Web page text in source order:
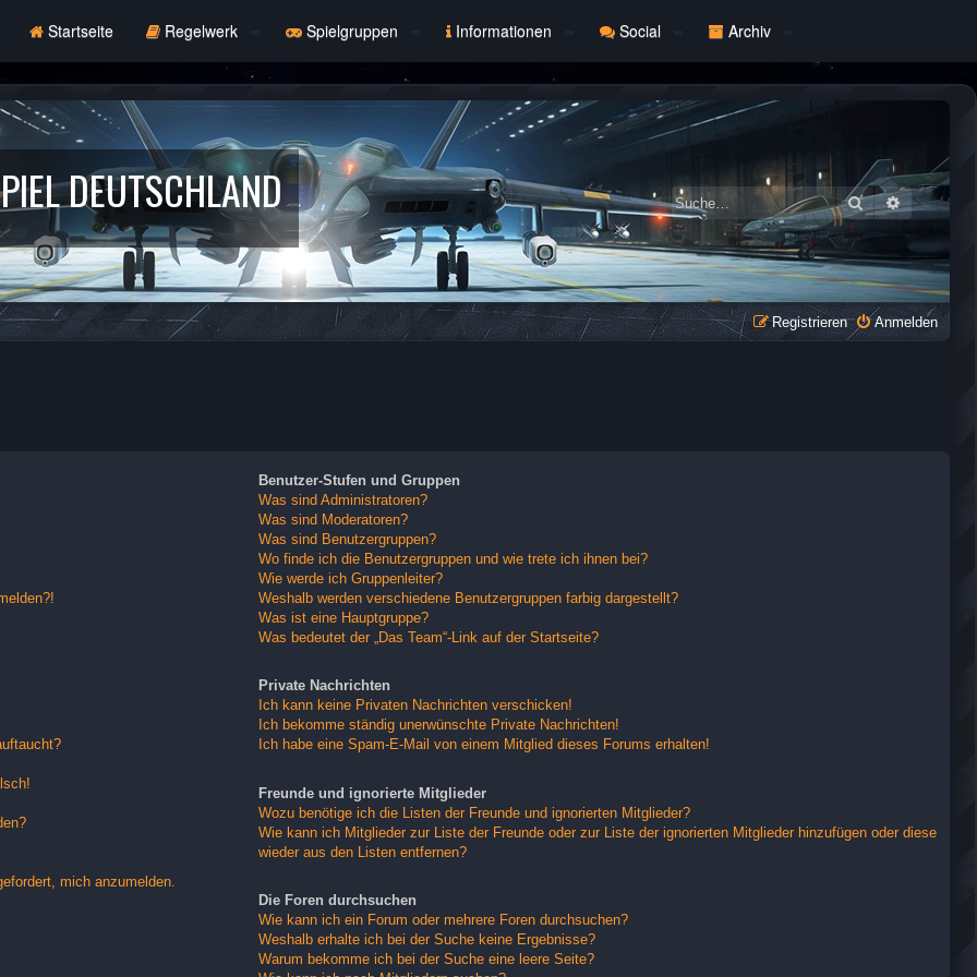
Startseite Regelwerk Spielgruppen Informationen Social Archiv
DEUTSCHLAND Suche Erweiterte
Anmelden
Registrieren
mich anzumelden.
Benutzer-Stufen und Gruppen
Was sind Administratoren?
Was sind Moderatoren?
Was sind Benutzergruppen?
Wo finde ich die Benutzergruppen und wie trete ich ihnen bei?
Wie werde ich Gruppenleiter?
Weshalb werden verschiedene Benutzergruppen farbig dargestellt?
Was ist eine Hauptgruppe?
Was bedeutet der „Das Team“-Link auf der Startseite?
Private Nachrichten
Ich kann keine Privaten Nachrichten verschicken!
Ich bekomme ständig unerwünschte Private Nachrichten!
Ich habe eine Spam-E-Mail von einem Mitglied dieses Forums erhalten!
Freunde und ignorierte Mitglieder
Wozu benötige ich die Listen der Freunde und ignorierten Mitglieder?
Wie kann ich Mitglieder zur Liste der Freunde oder zur Liste der ignorierten Mitglieder hinzufügen oder diese
wieder aus den Listen entfernen?
Die Foren durchsuchen
Wie kann ich ein Forum oder mehrere Foren durchsuchen?
Weshalb erhalte ich bei der Suche keine Ergebnisse?
Warum bekomme ich bei der Suche eine leere Seite?